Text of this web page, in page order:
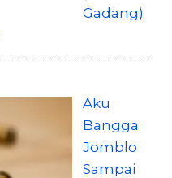
Gadang)
Aku
Bangga
Jomblo
Sampai